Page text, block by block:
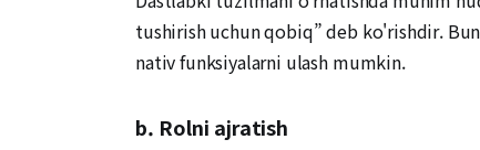
tushirish uchun qobiq” deb ko'rishdir.
nativ funksiyalarni ulash mumkin.
b. Rolni ajratish